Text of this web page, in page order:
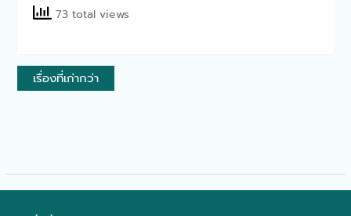
73 total views
แนะแนว
เรื่อง
เรื่องที่เก่ากว่า